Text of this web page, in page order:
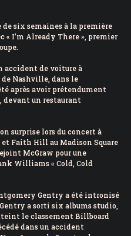
six semaines à la première
« I’m Already There », premier
accident de voiture à
Nashville, dans le
après avoir prétendument
devant un restaurant
surprise lors du concert à
Faith Hill au Madison Square
McGraw pour une
Williams « Cold, Cold
Gentry a été intronisé
a sorti six albums studio,
le classement Billboard
dans un accident